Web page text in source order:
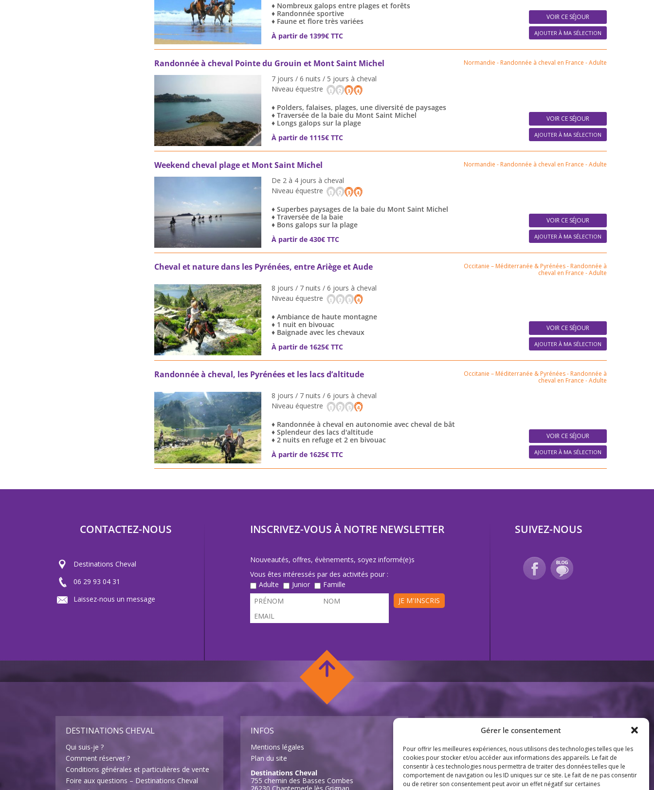
Gérer le consentement
Pour offrir les meilleures expériences, nous utilisons des technologies telles que les
cookies pour stocker et/ou accéder aux informations des appareils. Le fait de
consentir à ces technologies nous permettra de traiter des données telles que le
comportement de navigation ou les ID uniques sur ce site. Le fait de ne pas consentir
ou de retirer son consentement peut avoir un effet négatif sur certaines
Indiquez-nous vos envies, vos
questions...
Votre e-mail :
Votre message :
♦ Nombreux galops entre plages et forêts
♦ Randonnée sportive
♦ Faune et flore très variées
À partir de 1399€ TTC
VOIR CE SÉJOUR
AJOUTER À MA SÉLECTION
Randonnée à cheval Pointe du Grouin et Mont Saint Michel Normandie - Randonnée à cheval en France -Adulte
7 jours / 6 nuits / 5 jours à cheval
Niveau équestre
♦ Polders, falaises, plages, une diversité de paysages
♦ Traversée de la baie du Mont Saint Michel
♦ Longs galops sur la plage
À partir de 1115€ TTC
VOIR CE SÉJOUR
AJOUTER À MA SÉLECTION
Weekend cheval plage et Mont Saint Michel Normandie - Randonnée à cheval en France -Adulte
De 2 à 4 jours à cheval
Niveau équestre
♦ Superbes paysages de la baie du Mont Saint Michel
♦ Traversée de la baie
♦ Bons galops sur la plage
À partir de 430€ TTC
VOIR CE SÉJOUR
AJOUTER À MA SÉLECTION
Cheval et nature dans les Pyrénées, entre Ariège et Aude Occitanie – Méditerranée & Pyrénées- Randonnée à
cheval en France -Adulte
8 jours / 7 nuits / 6 jours à cheval
Niveau équestre
♦ Ambiance de haute montagne
♦ 1 nuit en bivouac
♦ Baignade avec les chevaux
À partir de 1625€ TTC
VOIR CE SÉJOUR
AJOUTER À MA SÉLECTION
Randonnée à cheval, les Pyrénées et les lacs d’altitude Occitanie – Méditerranée & Pyrénées- Randonnée à
cheval en France -Adulte
8 jours / 7 nuits / 6 jours à cheval
Niveau équestre
♦ Randonnée à cheval en autonomie avec cheval de bât
♦ Splendeur des lacs d'altitude
♦ 2 nuits en refuge et 2 en bivouac
À partir de 1625€ TTC
VOIR CE SÉJOUR
AJOUTER À MA SÉLECTION
CONTACTEZ-NOUS
Destinations Cheval
06 29 93 04 31
Laissez-nous un message
INSCRIVEZ-VOUS À NOTRE NEWSLETTER
Nouveautés, offres, évènements, soyez informé(e)s
Vous êtes intéressés par des activités pour :
Adulte
Junior
Famille
JE M'INSCRIS
SUIVEZ-NOUS
DESTINATIONS CHEVAL
Qui suis-je ?
Comment réserver ?
Conditions générales et particulières de vente
Foire aux questions – Destinations Cheval
INFOS
Mentions légales
Plan du site
Destinations Cheval
755 chemin des Basses Combes
Tourisme équestre
Activités équestres
Activités pour enfants